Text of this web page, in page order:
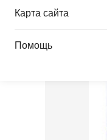
Карта сайта
Помощь